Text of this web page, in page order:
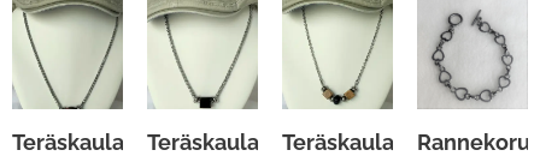
TeräskaulakoruTeräskaulakoruTeräskaulakoruRannekoru